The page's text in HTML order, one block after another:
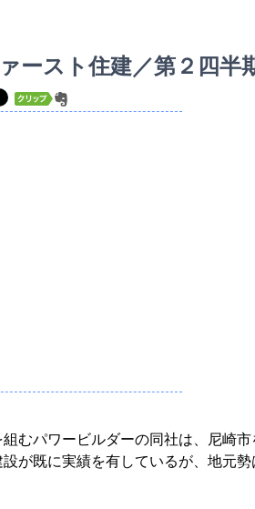
ースト住建／第２四
組むパワービルダーの同社は、尼崎
が既に実績を有しているが、地元